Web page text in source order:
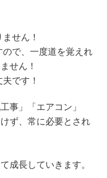
せん！
ので、一度道を覚えれ
せん！
です！
事」「エアコン」
ず、常に必要とされ
成長していきます。